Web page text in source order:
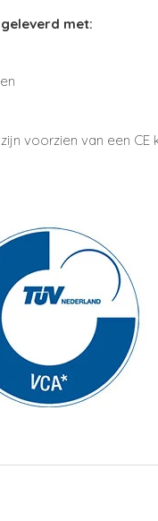
met:
zijn voorzien van een